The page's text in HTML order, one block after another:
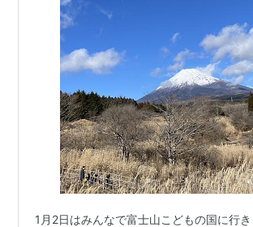
1月2日はみんなで富士山こどもの国に行き